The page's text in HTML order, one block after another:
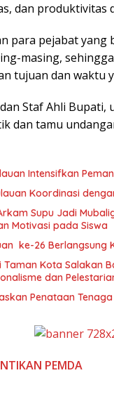
dan produktivitas
para pejabat
masing,
tujuan dan waktu
Staf Ahli Bupati,
dan tamu
Intensifkan
Koordinasi
Supu Jadi
Motivasi pada Siswa
ke-26 Berlangsung
Kota Salakan
dan
Penataan
PEMDA